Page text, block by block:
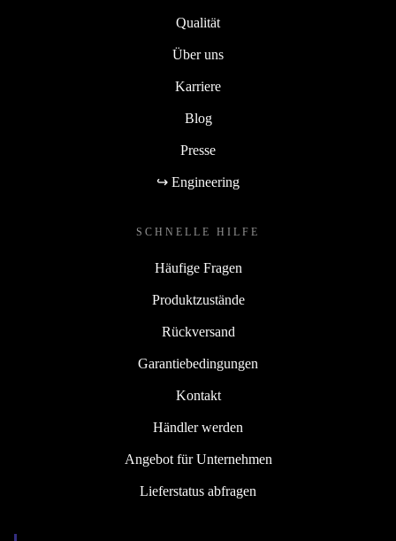
Qualität
Über uns
Karriere
Blog
Presse
↪ Engineering
SCHNELLE HILFE
Häufige Fragen
Produktzustände
Rückversand
Garantiebedingungen
Kontakt
Händler werden
Angebot für Unternehmen
Lieferstatus abfragen